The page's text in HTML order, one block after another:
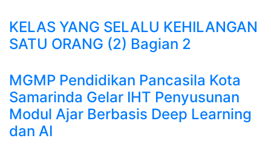
KELAS YANG SELALU KEHILANGAN
SATU ORANG (2) Bagian 2
MGMP Pendidikan Pancasila Kota
Samarinda Gelar IHT Penyusunan
Modul Ajar Berbasis Deep Learning
dan AI